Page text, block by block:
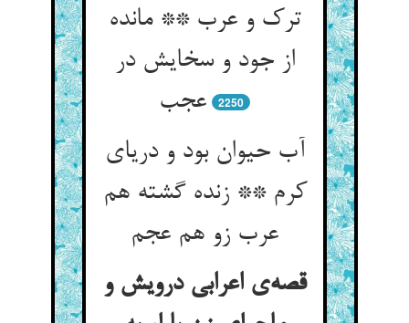
ترک و عرب ** مانده
از جود و سخایش در
2250
آب حیوان بود و دریای
کرم ** زنده گشته هم
قصه‌‌ی اعرابی درویش و